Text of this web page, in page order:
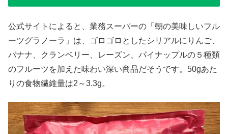
公式サイトによると、業務スーパーの「朝の美味しいフル
ーツグラノーラ」は、ゴロゴロとしたシリアルにりんご、
バナナ、クランベリー、レーズン、パイナップルの５種類
のフルーツを加えた味わい深い商品だそうです。50gあた
りの食物繊維量は2～3.3g。